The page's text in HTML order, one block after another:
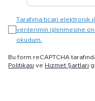
Tarafıma ticari elektronik
verilerimin işlenmesine
okudum.
Bu form reCAPTCHA
Politikası ve Hizmet Şartları